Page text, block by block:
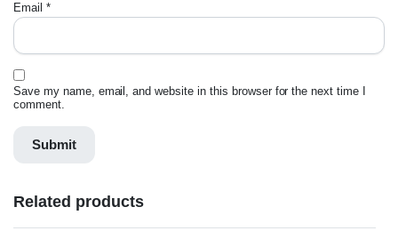
Email *
Save my name, email, and website in this browser for the next time I
comment.
Related products